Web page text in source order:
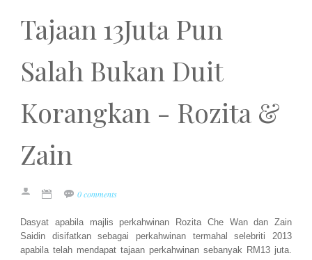
Tajaan 13Juta Pun
Salah Bukan Duit
Korangkan - Rozita &
Zain
0 comments
Dasyat apabila majlis perkahwinan Rozita Che Wan dan Zain
Saidin disifatkan sebagai perkahwinan termahal selebriti 2013
apabila telah mendapat tajaan perkahwinan sebanyak RM13 juta.